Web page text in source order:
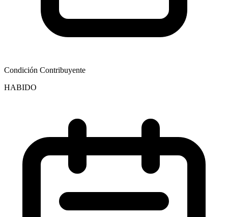
Condición Contribuyente
HABIDO